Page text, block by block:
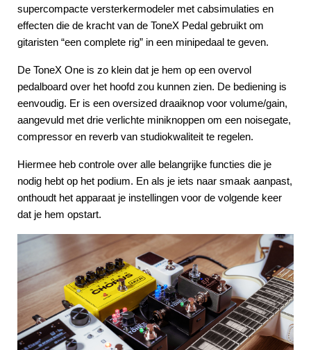
supercompacte versterkermodeler met cabsimulaties en
effecten die de kracht van de ToneX Pedal gebruikt om
gitaristen “een complete rig” in een minipedaal te geven.
De ToneX One is zo klein dat je hem op een overvol
pedalboard over het hoofd zou kunnen zien. De bediening is
eenvoudig. Er is een oversized draaiknop voor volume/gain,
aangevuld met drie verlichte miniknoppen om een noisegate,
compressor en reverb van studiokwaliteit te regelen.
Hiermee heb controle over alle belangrijke functies die je
nodig hebt op het podium. En als je iets naar smaak aanpast,
onthoudt het apparaat je instellingen voor de volgende keer
dat je hem opstart.